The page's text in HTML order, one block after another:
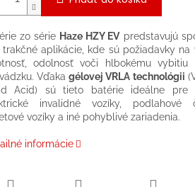
zo série Haze HZY EVpredstavujú
trakčné aplikácie, kde sú požiadavky na
odolnosť voči hlbokému vybitiu
Vďaka gélovej VRLA technológii
Acid) sú tieto batérie ideálne pre
invalidné vozíky, podlahové
vozíky a iné pohyblivé zariadenia.
informácie